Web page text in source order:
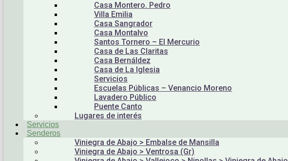
Casa Montero. Pedro
Villa Emilia
Casa Sangrador
Casa Montalvo
Santos Tornero – El Mercurio
Casa de Las Claritas
Casa Bernáldez
Casa de La Iglesia
Servicios
Escuelas Públicas – Venancio Moreno
Lavadero Público
Puente Canto
Lugares de interés
Servicios
Senderos
Viniegra de Abajo > Embalse de Mansilla
Viniegra de Abajo > Ventrosa (Gr)